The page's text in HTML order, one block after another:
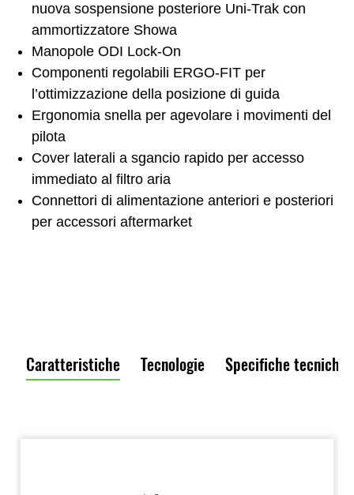
nuova sospensione posteriore Uni-Trak con
ammortizzatore Showa
Manopole ODI Lock-On
Componenti regolabili ERGO-FIT per
l’ottimizzazione della posizione di guida
Ergonomia snella per agevolare i movimenti del
pilota
Cover laterali a sgancio rapido per accesso
immediato al filtro aria
Connettori di alimentazione anteriori e posteriori
per accessori aftermarket
Caratteristiche Tecnologie Specifiche tecniche